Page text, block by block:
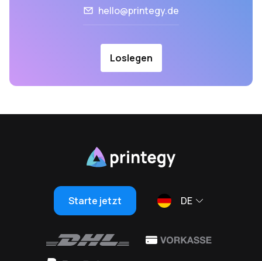
hello@printegy.de
Loslegen
Starte jetzt DE